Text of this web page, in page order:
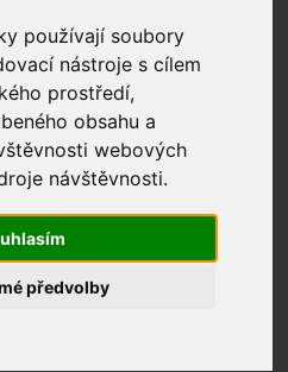
používají soubory
nástroje s cílem
prostředí,
obsahu a
webových
návštěvnosti.
předvolby